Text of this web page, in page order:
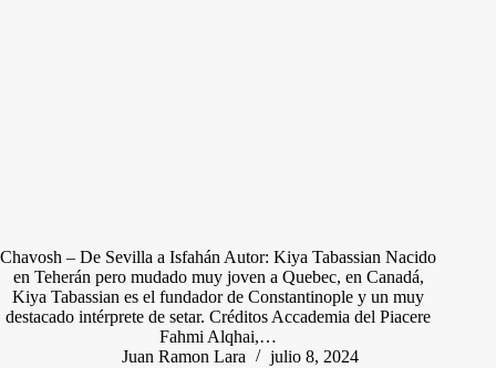
Chavosh – De Sevilla a Isfahán Autor: Kiya Tabassian Nacido
en Teherán pero mudado muy joven a Quebec, en Canadá,
Kiya Tabassian es el fundador de Constantinople y un muy
destacado intérprete de setar. Créditos Accademia del Piacere
Fahmi Alqhai,…
Juan Ramon Lara
julio 8, 2024